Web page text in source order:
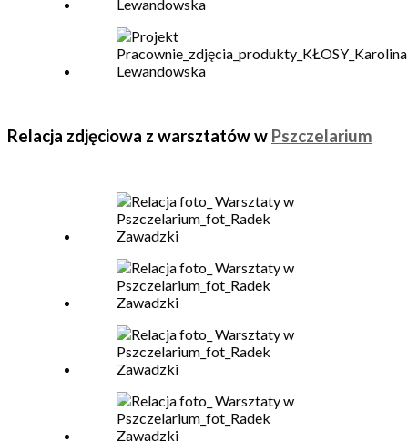
Relacja zdjęciowa z warsztatów w Pszczelarium